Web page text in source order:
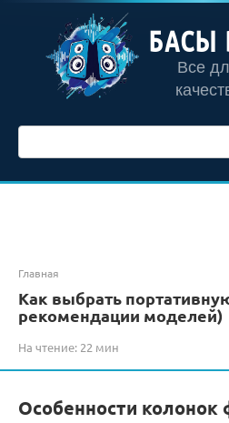
контенту
БАСЫ
Все
Главная
Как выбрать
рекомендации моделей)
На чтение: 22 мин
Особенности